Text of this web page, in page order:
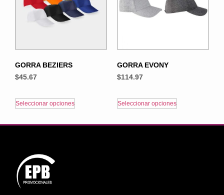
GORRA BEZIERS
$45.67
Seleccionar opciones
GORRA EVONY
$114.97
Seleccionar opciones